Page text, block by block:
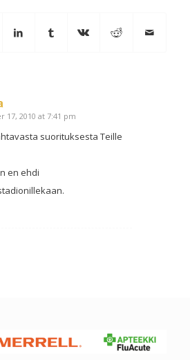
17, 2010 at 7:41 pm
suorituksesta Teille
en ehdi